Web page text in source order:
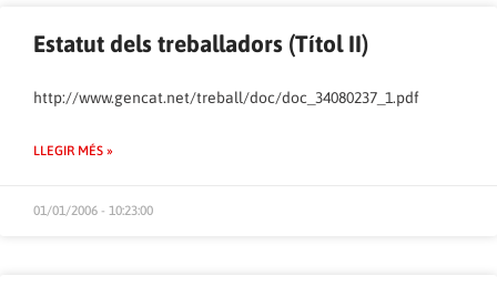
Estatut dels treballadors (Títol II)
http://www.gencat.net/treball/doc/doc_34080237_1.pdf
LLEGIR MÉS »
01/01/2006 - 10:23:00